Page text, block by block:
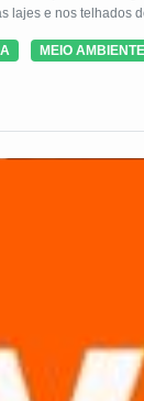
lajes e nos telhados
vulnerável,
MEIO AMBIENTE